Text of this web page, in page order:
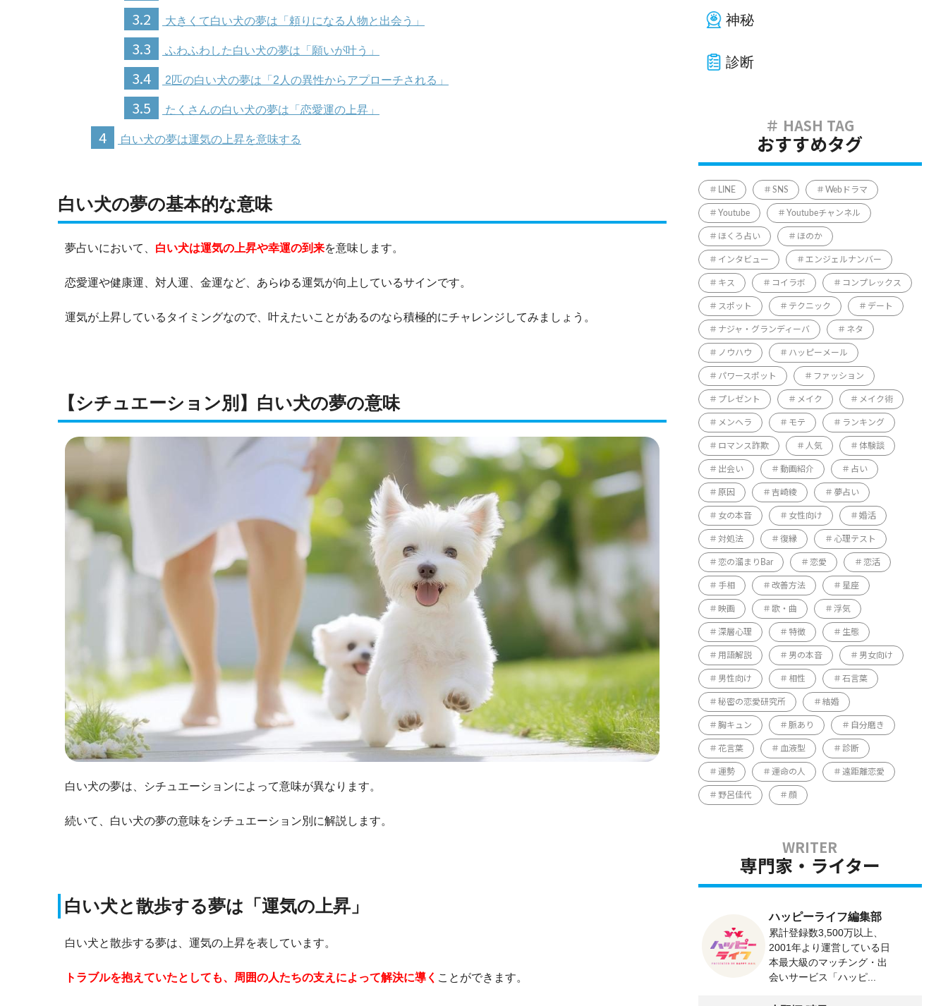
3.2 大きくて白い犬の夢は「頼りになる人物と出会う」
3.3 ふわふわした白い犬の夢は「願いが叶う」
3.4 2匹の白い犬の夢は「2人の異性からアプローチされる」
3.5 たくさんの白い犬の夢は「恋愛運の上昇」
4 白い犬の夢は運気の上昇を意味する
白い犬の夢の基本的な意味
夢占いにおいて、 白い犬は運気の上昇や幸運の到来を意味します。
恋愛運や健康運、対人運、金運など、あらゆる運気が向上しているサインです。
運気が上昇しているタイミングなので、叶えたいことがあるのなら積極的にチャレンジしてみましょう。
【シチュエーション別】白い犬の夢の意味
白い犬の夢は、シチュエーションによって意味が異なります。
続いて、白い犬の夢の意味をシチュエーション別に解説します。
白い犬と散歩する夢は「運気の上昇」
白い犬と散歩する夢は、運気の上昇を表しています。
トラブルを抱えていたとしても、周囲の人たちの支えによって解決に導く ことができます。
神秘
診断
おすすめタグ
LINE SNS Webドラマ
Youtube Youtubeチャンネル
ほくろ占い ほのか
インタビュー エンジェルナンバー
キス コイラボ コンプレックス
スポット テクニック デート
ナジャ・グランディーバ ネタ
ノウハウ ハッピーメール
パワースポット ファッション
プレゼント メイク メイク術
メンヘラ モテ ランキング
ロマンス詐欺 人気 体験談
出会い 動画紹介 占い
原因 吉崎綾 夢占い
女の本音 女性向け 婚活
対処法 復縁 心理テスト
恋の溜まりBar 恋愛 恋活
手相 改善方法 星座
映画 歌・曲 浮気
深層心理 特徴 生態
用語解説 男の本音 男女向け
男性向け 相性 石言葉
秘密の恋愛研究所 結婚
胸キュン 脈あり 自分磨き
花言葉 血液型 診断
運勢 運命の人 遠距離恋愛
野呂佳代 顔
専門家・ライター
ハッピーライフ編集部
累計登録数3,500万以上、
2001年より運営している日
本最大級のマッチング・出
会いサービス「ハッピ...